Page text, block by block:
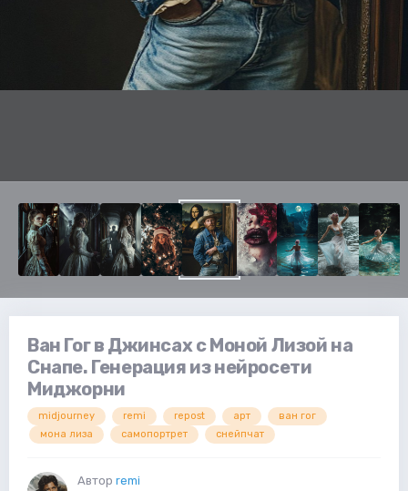
Ван Гог в Джинсах с Моной Лизой на
Снапе. Генерация из нейросети
Миджорни
midjourney remi repost арт
ван гог
мона лиза
самопортрет снейпчат
Автор remi